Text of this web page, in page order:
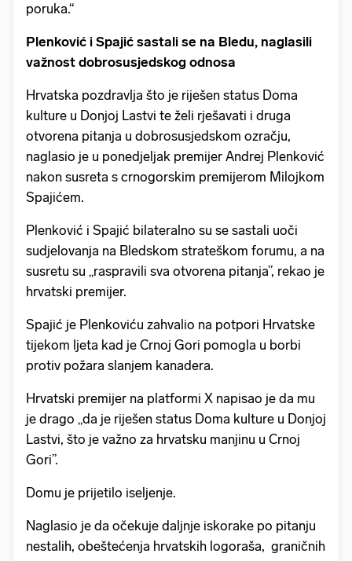
poruka.“
Plenković i Spajić sastali se na Bledu, naglasili
važnost dobrosusjedskog odnosa
Hrvatska pozdravlja što je riješen status Doma
kulture u Donjoj Lastvi te želi rješavati i druga
otvorena pitanja u dobrosusjedskom ozračju,
naglasio je u ponedjeljak premijer Andrej Plenković
nakon susreta s crnogorskim premijerom Milojkom
Spajićem.
Plenković i Spajić bilateralno su se sastali uoči
sudjelovanja na Bledskom strateškom forumu, a na
susretu su „raspravili sva otvorena pitanja”, rekao je
hrvatski premijer.
Spajić je Plenkoviću zahvalio na potpori Hrvatske
tijekom ljeta kad je Crnoj Gori pomogla u borbi
protiv požara slanjem kanadera.
Hrvatski premijer na platformi X napisao je da mu
je drago „da je riješen status Doma kulture u Donjoj
Lastvi, što je važno za hrvatsku manjinu u Crnoj
Gori”.
Domu je prijetilo iseljenje.
Naglasio je da očekuje daljnje iskorake po pitanju
nestalih, obeštećenja hrvatskih logoraša, graničnih